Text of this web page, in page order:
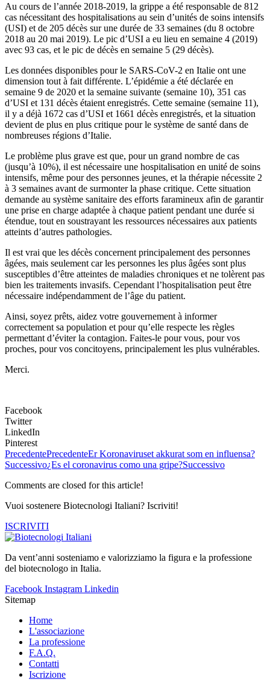
Au cours de l’année 2018-2019, la grippe a été responsable de 812
cas nécessitant des hospitalisations au sein d’unités de soins intensifs
(USI) et de 205 décès sur une durée de 33 semaines (du 8 octobre
2018 au 20 mai 2019). Le pic d’USI a eu lieu en semaine 4 (2019)
avec 93 cas, et le pic de décès en semaine 5 (29 décès).
Les données disponibles pour le SARS-CoV-2 en Italie ont une
dimension tout à fait différente. L’épidémie a été déclarée en
semaine 9 de 2020 et la semaine suivante (semaine 10), 351 cas
d’USI et 131 décès étaient enregistrés. Cette semaine (semaine 11),
il y a déjà 1672 cas d’USI et 1661 décès enregistrés, et la situation
devient de plus en plus critique pour le système de santé dans de
nombreuses régions d’Italie.
Le problème plus grave est que, pour un grand nombre de cas
(jusqu’à 10%), il est nécessaire une hospitalisation en unité de soins
intensifs, même pour des personnes jeunes, et la thérapie nécessite 2
à 3 semaines avant de surmonter la phase critique. Cette situation
demande au système sanitaire des efforts faramineux afin de garantir
une prise en charge adaptée à chaque patient pendant une durée si
étendue, tout en soustrayant les ressources nécessaires aux patients
atteints d’autres pathologies.
Il est vrai que les décès concernent principalement des personnes
âgées, mais seulement car les personnes les plus âgées sont plus
susceptibles d’être atteintes de maladies chroniques et ne tolèrent pas
bien les traitements invasifs. Cependant l’hospitalisation peut être
nécessaire indépendamment de l’âge du patient.
Ainsi, soyez prêts, aidez votre gouvernement à informer
correctement sa population et pour qu’elle respecte les règles
permettant d’éviter la contagion. Faites-le pour vous, pour vos
proches, pour vos concitoyens, principalement les plus vulnérables.
Merci.
Facebook
Twitter
LinkedIn
Pinterest
PrecedentePrecedenteEr Koronaviruset akkurat som en influensa?
Successivo¿Es el coronavirus como una gripe?Successivo
Comments are closed for this article!
Vuoi sostenere Biotecnologi Italiani? Iscriviti!
ISCRIVITI
Da vent’anni sosteniamo e valorizziamo la figura e la professione
del biotecnologo in Italia.
Facebook Instagram Linkedin
Sitemap
Home
L'associazione
La professione
F.A.Q.
Contatti
Iscrizione